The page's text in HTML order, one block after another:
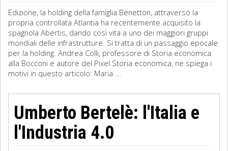
Edizione, la holding della famiglia Benetton, attraverso la
propria controllata Atlantia ha recentemente acquisito la
spagnola Abertis, dando così vita a uno dei maggiori gruppi
mondiali delle infrastrutture. Si tratta di un passaggio epocale
per la holding. Andrea Colli, professore di Storia economica
alla Bocconi e autore del Pixel Storia economica, ne spiega i
motivi in questo articolo: Maria ...
Umberto Bertelè: l'Italia e
l'Industria 4.0